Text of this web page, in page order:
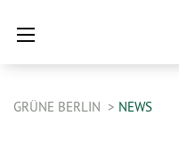
GRÜNE BERLIN NEWS